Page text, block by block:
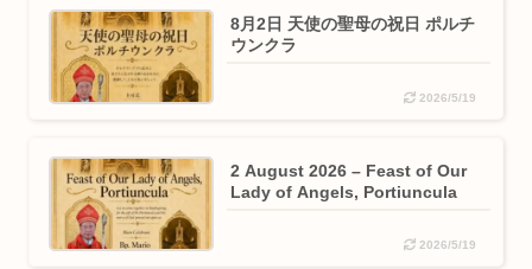
8月2日 天使の聖母の祝日 ポルチ
ウンクラ
2026/5/19
2 August 2026 – Feast of Our
Lady of Angels, Portiuncula
2026/5/19